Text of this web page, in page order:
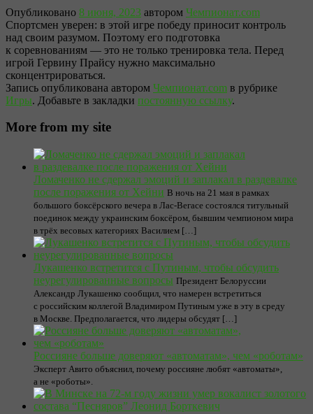
Опубликовано 8 июня, 2023 автором Чемпионат.com
Спортсмен уверен: в этой игре победу приносит контроль
над своим разумом. Поэтому его подготовка
к соревнованиям — это не только тренировка тела. Перед
игрой Гервину Прайсу нужно максимально
сконцентрироваться.
Запись опубликована автором Чемпионат.com в рубрике
Игры. Добавьте в закладки постоянную ссылку.
More from my site
Ломаченко не сдержал эмоций и заплакал в раздевалке
после поражения от Хейни В ночь на 21 мая в рамках
большого боксёрского вечера в Лас-Вегасе состоялся титульный
поединок между украинским боксёром, бывшим чемпионом мира
в трёх весовых категориях Василием […]
Лукашенко встретится с Путиным, чтобы обсудить
неурегулированные вопросы Президент Белоруссии
Александр Лукашенко сообщил, что намерен встретиться
с российским коллегой Владимиром Путиным уже в эту в среду
в Москве. Предполагается, что лидеры обсудят […]
Россияне больше доверяют «автоматам», чем «роботам»
Эксперт Авито объяснил, почему россияне любят «автоматы»,
а не «роботы».